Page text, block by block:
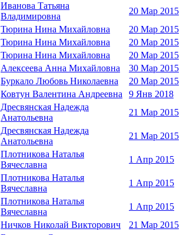
Иванова Татьяна
Владимировна
20 Мар 2015
Тюрина Нина Михайловна
20 Мар 2015
Тюрина Нина Михайловна
20 Мар 2015
Тюрина Нина Михайловна
20 Мар 2015
Алексеева Анна Михайловна
30 Мар 2015
Буркало Любовь Николаевна
20 Мар 2015
Ковтун Валентина Андреевна
9 Янв 2018
Дресвянская Надежда
Анатольевна
21 Мар 2015
Дресвянская Надежда
Анатольевна
21 Мар 2015
Плотникова Наталья
Вячеславна
1 Апр 2015
Плотникова Наталья
Вячеславна
1 Апр 2015
Плотникова Наталья
Вячеславна
1 Апр 2015
Ничков Николай Викторович
21 Мар 2015